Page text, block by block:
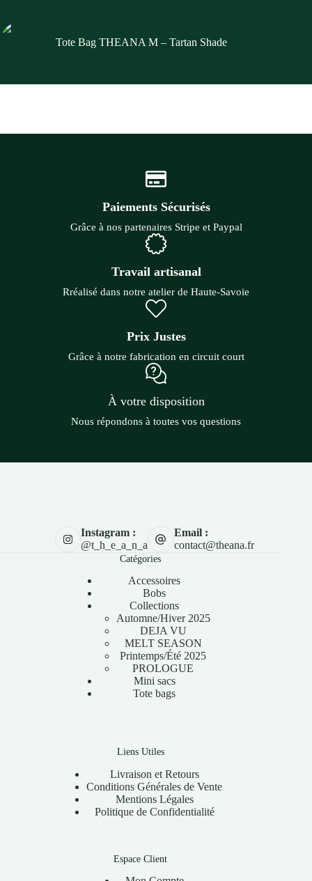
Tote Bag THEANA M – Tartan Shade
Paiements Sécurisés
Grâce à nos partenaires Stripe et Paypal
Travail artisanal
Rréalisé dans notre atelier de Haute-Savoie
Prix Justes
Grâce à notre fabrication en circuit court
À votre disposition
Nous répondons à toutes vos questions
Instagram :
@t_h_e_a_n_a
Email :
contact@theana.fr
Catégories
Accessoires
Bobs
Collections
Automne/Hiver 2025
DEJA VU
MELT SEASON
Printemps/Été 2025
PROLOGUE
Mini sacs
Tote bags
Liens Utiles
Livraison et Retours
Conditions Générales de Vente
Mentions Légales
Politique de Confidentialité
Espace Client